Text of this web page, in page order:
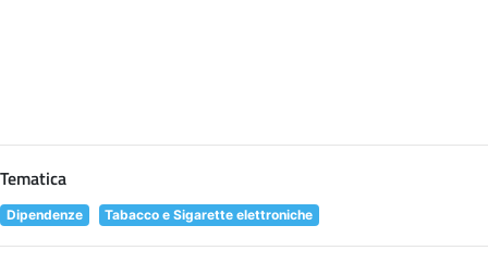
Tematica
Dipendenze Tabacco e Sigarette elettroniche